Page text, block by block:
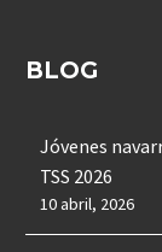
BLOG
Jóvenes
TSS 2026
10 abril, 2026